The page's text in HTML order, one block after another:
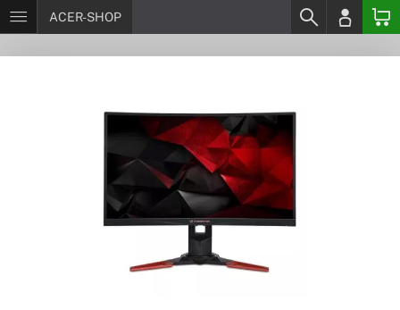
ACER-SHOP